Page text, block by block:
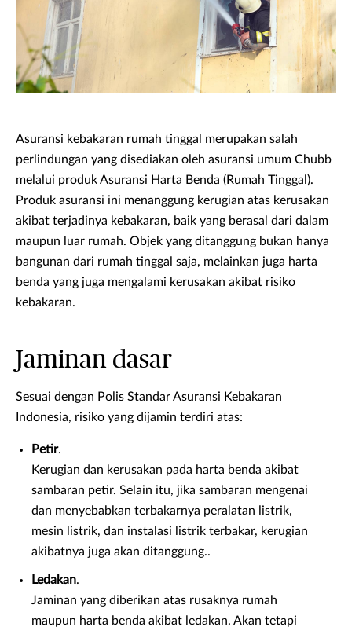
Asuransi kebakaran rumah tinggal merupakan salah
perlindungan yang disediakan oleh asuransi umum Chubb
melalui produk Asuransi Harta Benda (Rumah Tinggal).
Produk asuransi ini menanggung kerugian atas kerusakan
akibat terjadinya kebakaran, baik yang berasal dari dalam
maupun luar rumah. Objek yang ditanggung bukan hanya
bangunan dari rumah tinggal saja, melainkan juga harta
benda yang juga mengalami kerusakan akibat risiko
kebakaran.
Jaminan dasar
Sesuai dengan Polis Standar Asuransi Kebakaran
Indonesia, risiko yang dijamin terdiri atas:
Petir.
Kerugian dan kerusakan pada harta benda akibat
sambaran petir. Selain itu, jika sambaran mengenai
dan menyebabkan terbakarnya peralatan listrik,
mesin listrik, dan instalasi listrik terbakar, kerugian
akibatnya juga akan ditanggung..
Ledakan.
Jaminan yang diberikan atas rusaknya rumah
maupun harta benda akibat ledakan. Akan tetapi